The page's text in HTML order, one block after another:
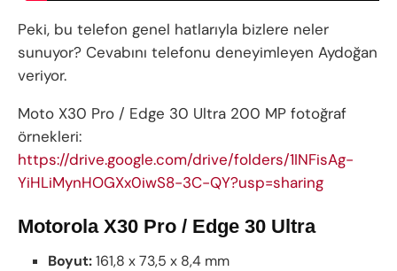
Peki, bu telefon genel hatlarıyla bizlere neler
sunuyor? Cevabını telefonu deneyimleyen Aydoğan
veriyor.
Moto X30 Pro / Edge 30 Ultra 200 MP fotoğraf
örnekleri:
https://drive.google.com/drive/folders/1INFisAg-
YiHLiMynHOGXx0iwS8-3C-QY?usp=sharing
Motorola X30 Pro / Edge 30 Ultra
Boyut:161,8 x 73,5 x 8,4 mm